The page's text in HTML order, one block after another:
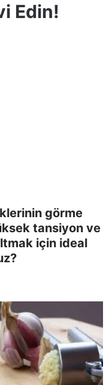
Edin!
görme
tansiyon ve
için ideal